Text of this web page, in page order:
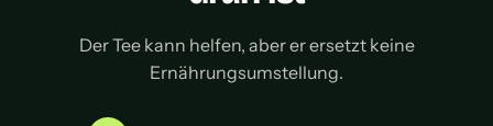
Der Tee kann helfen, aber er ersetzt keine
Ernährungsumstellung.